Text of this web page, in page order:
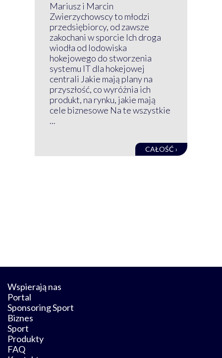
Mariusz i Marcin
Zwierzychowscy to młodzi
przedsiębiorcy, od zawsze
zakochani w sporcie Ich droga
wiodła od lodowiska
hokejowego do stworzenia
systemu IT dla hokejowej
centrali Jakie mają plany na
przyszłość, co wyróżnia ich
produkt, na rynku, jakie mają
cele biznesowe Na te wszystkie
...
CAŁOŚĆ ›
Wspierają nas
Portal
Sponsoring Sport
Biznes
Sport
Produkty
FAQ